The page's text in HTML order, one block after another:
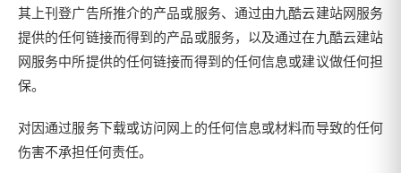
其上刊登广告所推介的产品或服务、通过由九酷云建站网服务
提供的任何链接而得到的产品或服务，以及通过在九酷云建站
网服务中所提供的任何链接而得到的任何信息或建议做任何担
保。
对因通过服务下载或访问网上的任何信息或材料而导致的任何
伤害不承担任何责任。